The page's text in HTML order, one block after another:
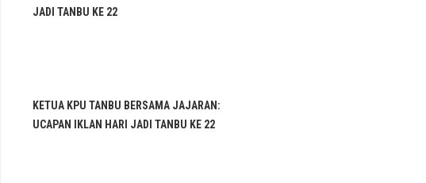
JADI TANBU KE 22
KETUA KPU TANBU BERSAMA JAJARAN:
UCAPAN IKLAN HARI JADI TANBU KE 22